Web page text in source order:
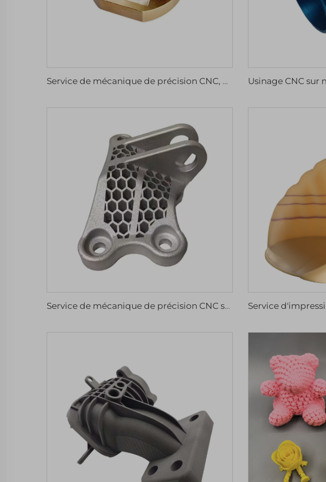
Service de mécanique de précision CNC, usinage micro-précis d'acier inoxydable et d'aluminium, pièces fraisées et tournées, composants de rechange, type de perçage
Service de mécanique de précision CNC sur mesure en aluminium, fraisage, tournage, fil électro-érosion, alésage, pièces de rechange